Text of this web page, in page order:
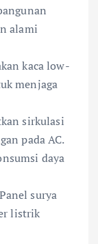
alami
kaca low-
menjaga
sirkulasi
pada AC.
daya
surya
listrik